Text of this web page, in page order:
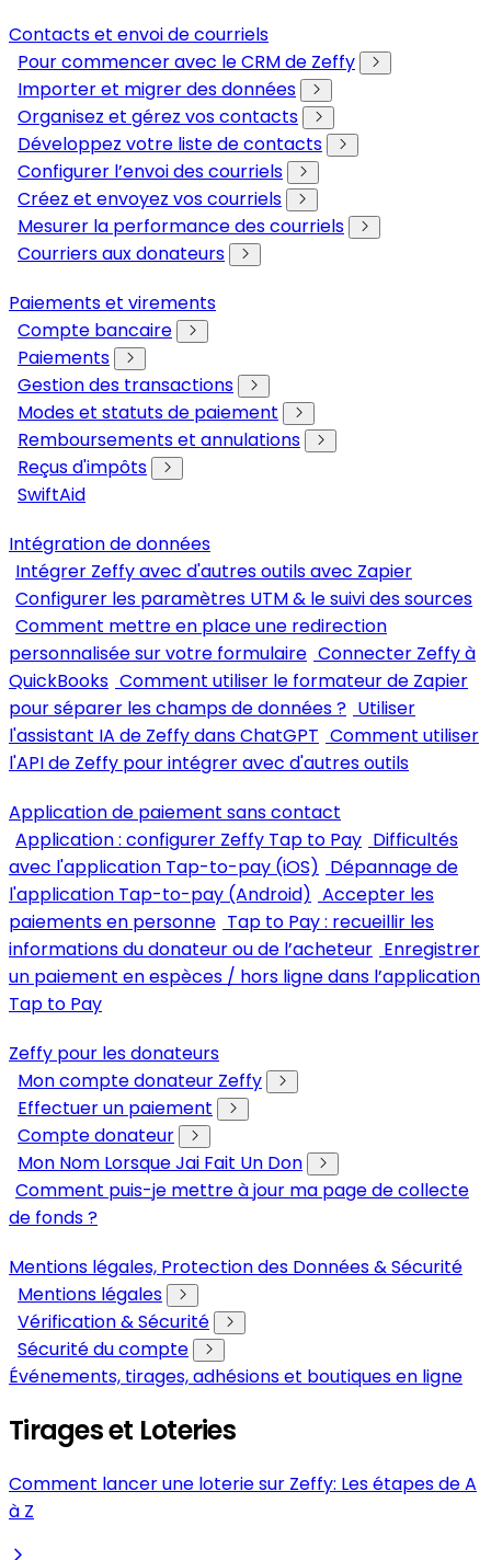
Contacts et envoi de courriels
Pour commencer avec le CRM de Zeffy
Importer et migrer des données
Organisez et gérez vos contacts
Développez votre liste de contacts
Configurer l’envoi des courriels
Créez et envoyez vos courriels
Mesurer la performance des courriels
Courriers aux donateurs
Paiements et virements
Compte bancaire
Paiements
Gestion des transactions
Modes et statuts de paiement
Remboursements et annulations
Reçus d'impôts
SwiftAid
Intégration de données
Intégrer Zeffy avec d'autres outils avec Zapier
Configurer les paramètres UTM & le suivi des sources
Comment mettre en place une redirection
personnalisée sur votre formulaire Connecter Zeffy à
QuickBooks Comment utiliser le formateur de Zapier
pour séparer les champs de données ? Utiliser
l'assistant IA de Zeffy dans ChatGPT Comment utiliser
l'API de Zeffy pour intégrer avec d'autres outils
Application de paiement sans contact
Application : configurer Zeffy Tap to Pay Difficultés
avec l'application Tap-to-pay (iOS) Dépannage de
l'application Tap-to-pay (Android) Accepter les
paiements en personne Tap to Pay : recueillir les
informations du donateur ou de l’acheteur Enregistrer
un paiement en espèces / hors ligne dans l’application
Tap to Pay
Zeffy pour les donateurs
Mon compte donateur Zeffy
Effectuer un paiement
Compte donateur
Mon Nom Lorsque Jai Fait Un Don
Comment puis-je mettre à jour ma page de collecte
de fonds ?
Mentions légales, Protection des Données & Sécurité
Mentions légales
Vérification & Sécurité
Sécurité du compte
Événements, tirages, adhésions et boutiques en ligne
Tirages et Loteries
Comment lancer une loterie sur Zeffy: Les étapes de A
à Z